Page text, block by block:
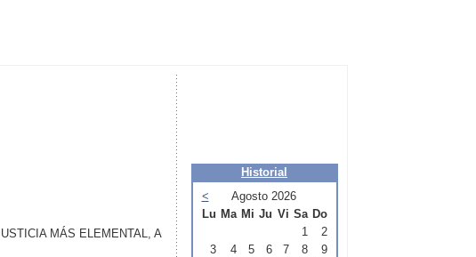
MÁS ELEMENTAL, A
Historial
<
Agosto 2026
Lu Ma Mi Ju Vi Sa Do
1
2
3
4 5 6 7 8
9